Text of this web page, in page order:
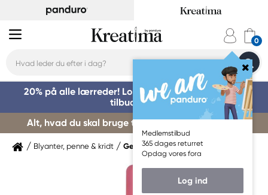
Medlemstilbud
365 dages returret
Opdag vores fora
Log ind
20% på alle lærreder! Log på for at benytte dig af
tilbuddet »
Alt, hvad du skal bruge til kursusstart – køb her »
Blyanter, penne & kridt Gelpenne